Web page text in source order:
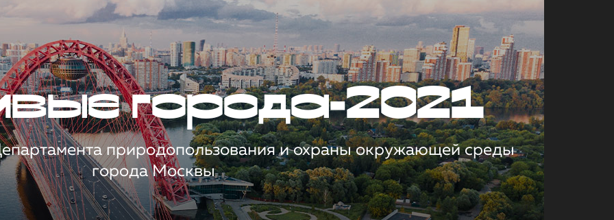
города-2021
природопользования и охраны окружающей среды
города Москвы